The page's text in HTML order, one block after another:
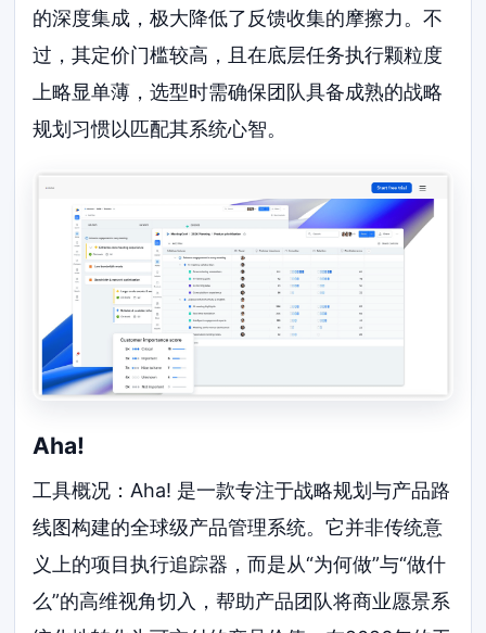
的深度集成，极大降低了反馈收集的摩擦力。不
过，其定价门槛较高，且在底层任务执行颗粒度
上略显单薄，选型时需确保团队具备成熟的战略
规划习惯以匹配其系统心智。
Aha!
工具概况：Aha! 是一款专注于战略规划与产品路
线图构建的全球级产品管理系统。它并非传统意
义上的项目执行追踪器，而是从“为何做”与“做什
么”的高维视角切入，帮助产品团队将商业愿景系